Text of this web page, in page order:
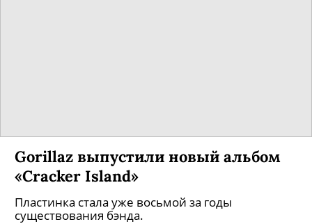
Gorillaz выпустили новый альбом
«Cracker Island»
Пластинка стала уже восьмой за годы
существования бэнда.